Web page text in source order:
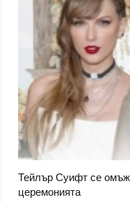
Тейлър Суифт се
церемонията